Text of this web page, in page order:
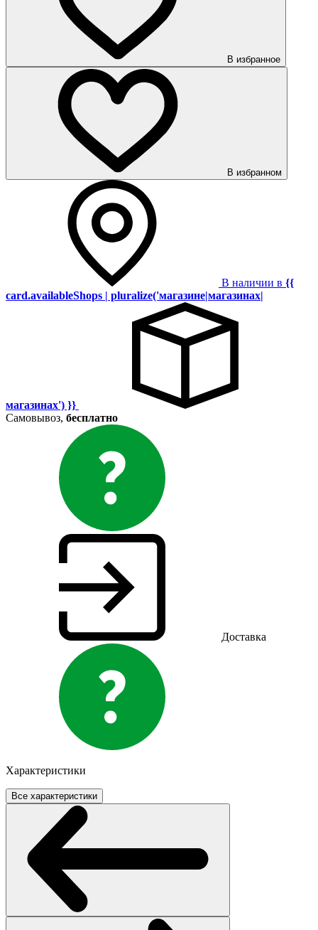
В избранное
В избранном
В наличии в {{
card.availableShops | pluralize('магазине|магазинах|
магазинах') }}
Самовывоз, бесплатно
Доставка
Характеристики
Все характеристики